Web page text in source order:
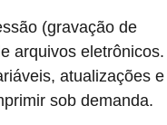
(gravação de
arquivos eletrônicos.
atualizações e
sob demanda.